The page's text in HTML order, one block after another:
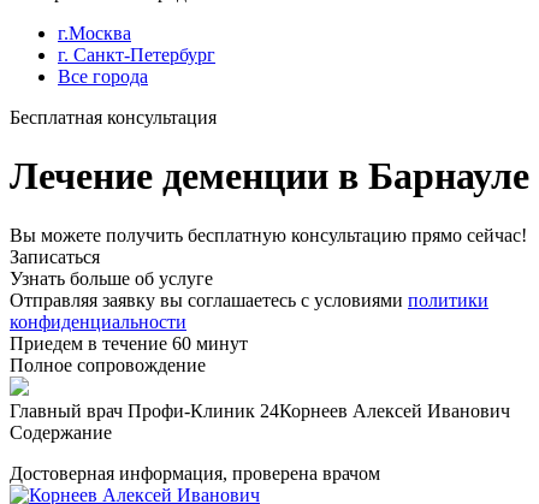
г.Москва
г. Санкт-Петербург
Все города
Бесплатная консультация
Лечение деменции в Барнауле
Вы можете получить бесплатную консультацию прямо сейчас!
Записаться
Узнать больше об услуге
Отправляя заявку вы соглашаетесь с условиями политики
конфиденциальности
Приедем в течение 60 минут
Полное сопровождение
Главный врач Профи-Клиник 24Корнеев Алексей Иванович
Содержание
Достоверная информация, проверена врачом